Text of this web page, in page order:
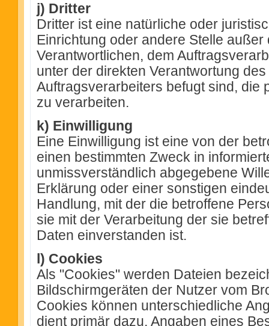
j) Dritter
Dritter ist eine natürliche oder
Einrichtung oder andere Stelle
Verantwortlichen, dem
unter der direkten Verantwortung
Auftragsverarbeiters befugt sind, die
zu verarbeiten.
k) Einwilligung
Eine Einwilligung ist eine von der
einen bestimmten Zweck in
unmissverständlich abgegebene
Erklärung oder einer sonstigen
Handlung, mit der die betroffene
sie mit der Verarbeitung der sie
Daten einverstanden ist.
l) Cookies
Als "Cookies" werden Dateien
Bildschirmgeräten der Nutzer vom
Cookies können unterschiedliche
dient primär dazu, Angaben eines